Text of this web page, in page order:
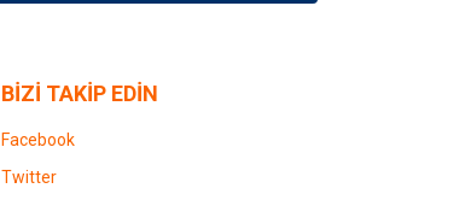
BİZİ TAKİP EDİN
Facebook
Twitter